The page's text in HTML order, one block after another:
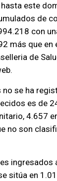
este
de
con
más que en
de
se ha
es de
4.657
no son
ingresados
sitúa en